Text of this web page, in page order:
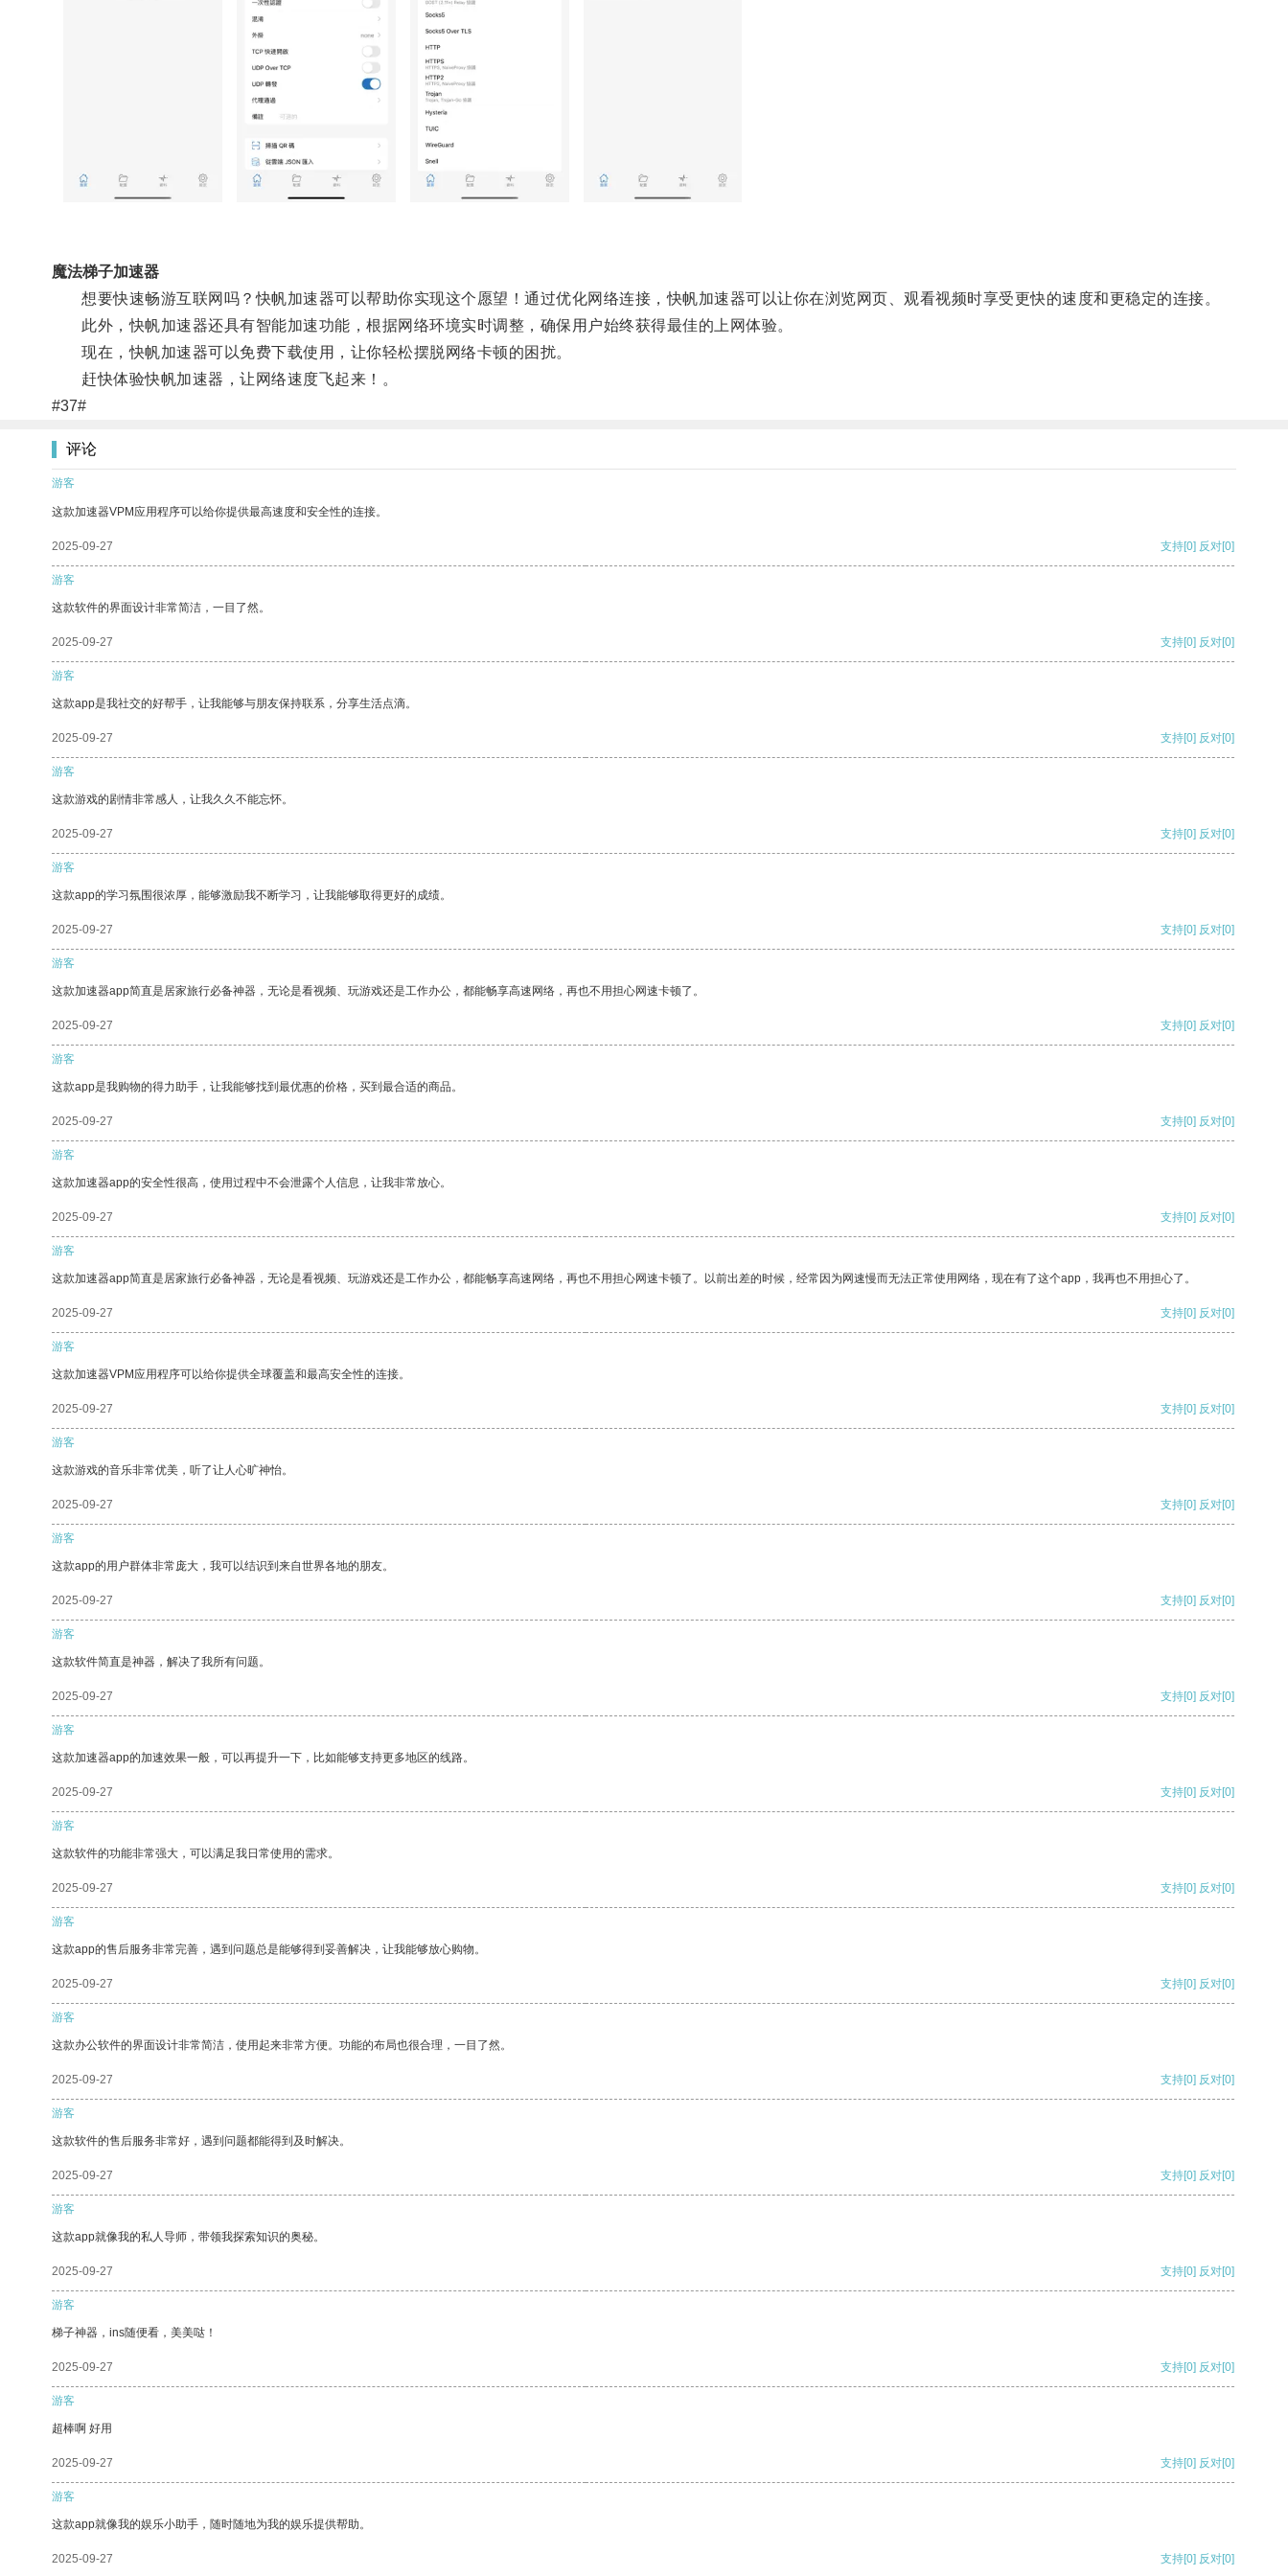
魔法梯子加速器
想要快速畅游互联网吗？快帆加速器可以帮助你实现这个愿望！通过优化网络连接，快帆加速器可以让你在浏览网页、观看视频时享受更快的速度和更稳定的连接。
此外，快帆加速器还具有智能加速功能，根据网络环境实时调整，确保用户始终获得最佳的上网体验。
现在，快帆加速器可以免费下载使用，让你轻松摆脱网络卡顿的困扰。
赶快体验快帆加速器，让网络速度飞起来！。
#37#
评论
游客
这款加速器VPM应用程序可以给你提供最高速度和安全性的连接。
2025-09-27 支持[0] 反对[0]
游客
这款软件的界面设计非常简洁，一目了然。
2025-09-27 支持[0] 反对[0]
游客
这款app是我社交的好帮手，让我能够与朋友保持联系，分享生活点滴。
2025-09-27 支持[0] 反对[0]
游客
这款游戏的剧情非常感人，让我久久不能忘怀。
2025-09-27 支持[0] 反对[0]
游客
这款app的学习氛围很浓厚，能够激励我不断学习，让我能够取得更好的成绩。
2025-09-27 支持[0] 反对[0]
游客
这款加速器app简直是居家旅行必备神器，无论是看视频、玩游戏还是工作办公，都能畅享高速网络，再也不用担心网速卡顿了。
2025-09-27 支持[0] 反对[0]
游客
这款app是我购物的得力助手，让我能够找到最优惠的价格，买到最合适的商品。
2025-09-27 支持[0] 反对[0]
游客
这款加速器app的安全性很高，使用过程中不会泄露个人信息，让我非常放心。
2025-09-27 支持[0] 反对[0]
游客
这款加速器app简直是居家旅行必备神器，无论是看视频、玩游戏还是工作办公，都能畅享高速网络，再也不用担心网速卡顿了。以前出差的时候，经常因为网速慢而无法正常使用网络，现在有了这个app，我再也不用担心了。
2025-09-27 支持[0] 反对[0]
游客
这款加速器VPM应用程序可以给你提供全球覆盖和最高安全性的连接。
2025-09-27 支持[0] 反对[0]
游客
这款游戏的音乐非常优美，听了让人心旷神怡。
2025-09-27 支持[0] 反对[0]
游客
这款app的用户群体非常庞大，我可以结识到来自世界各地的朋友。
2025-09-27 支持[0] 反对[0]
游客
这款软件简直是神器，解决了我所有问题。
2025-09-27 支持[0] 反对[0]
游客
这款加速器app的加速效果一般，可以再提升一下，比如能够支持更多地区的线路。
2025-09-27 支持[0] 反对[0]
游客
这款软件的功能非常强大，可以满足我日常使用的需求。
2025-09-27 支持[0] 反对[0]
游客
这款app的售后服务非常完善，遇到问题总是能够得到妥善解决，让我能够放心购物。
2025-09-27 支持[0] 反对[0]
游客
这款办公软件的界面设计非常简洁，使用起来非常方便。功能的布局也很合理，一目了然。
2025-09-27 支持[0] 反对[0]
游客
这款软件的售后服务非常好，遇到问题都能得到及时解决。
2025-09-27 支持[0] 反对[0]
游客
这款app就像我的私人导师，带领我探索知识的奥秘。
2025-09-27 支持[0] 反对[0]
游客
梯子神器，ins随便看，美美哒！
2025-09-27 支持[0] 反对[0]
游客
超棒啊 好用
2025-09-27 支持[0] 反对[0]
游客
这款app就像我的娱乐小助手，随时随地为我的娱乐提供帮助。
2025-09-27 支持[0] 反对[0]